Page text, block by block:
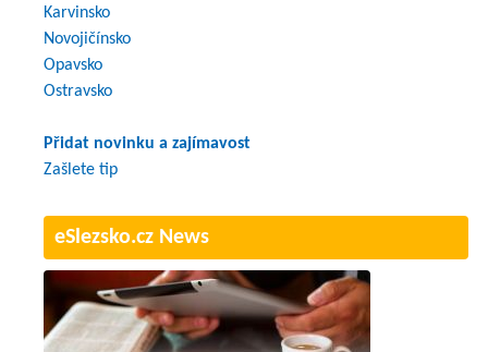
Karvinsko
Novojičínsko
Opavsko
Ostravsko
Přidat novinku a zajímavost
Zašlete tip
eSlezsko.cz News